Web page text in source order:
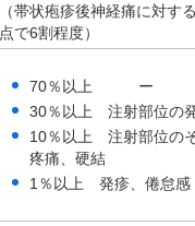
（帯状疱疹後神経痛に対す
点で6割程度）
70％以上 ー
30％以上 注射部位の
10％以上 注射部位の
疼痛、硬結
1％以上 発疹、倦怠感